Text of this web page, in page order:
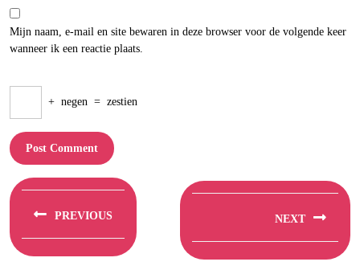
Mijn naam, e-mail en site bewaren in deze browser voor de volgende keer
wanneer ik een reactie plaats.
+ negen = zestien
Berichtnavigatie
PREVIOUS
post:
NEXT
post: